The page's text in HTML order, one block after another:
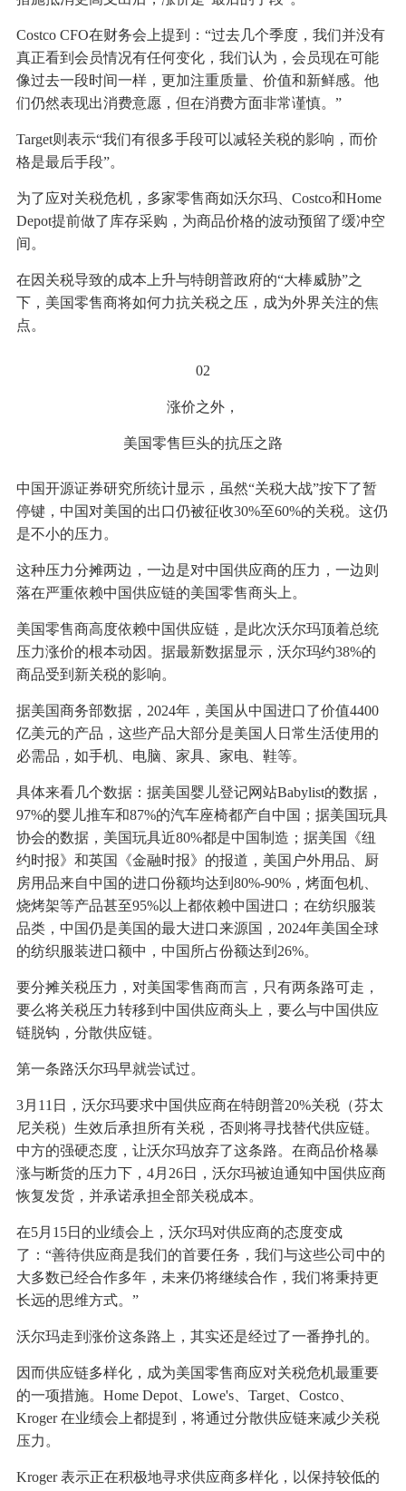
Costco CFO在财务会上提到：“过去几个季度，我们并没有
真正看到会员情况有任何变化，我们认为，会员现在可能
像过去一段时间一样，更加注重质量、价值和新鲜感。他
们仍然表现出消费意愿，但在消费方面非常谨慎。”
Target则表示“我们有很多手段可以减轻关税的影响，而价
格是最后手段”。
为了应对关税危机，多家零售商如沃尔玛、Costco和Home
Depot提前做了库存采购，为商品价格的波动预留了缓冲空
间。
在因关税导致的成本上升与特朗普政府的“大棒威胁”之
下，美国零售商将如何力抗关税之压，成为外界关注的焦
点。
02
涨价之外，
美国零售巨头的抗压之路
中国开源证券研究所统计显示，虽然“关税大战”按下了暂
停键，中国对美国的出口仍被征收30%至60%的关税。这仍
是不小的压力。
这种压力分摊两边，一边是对中国供应商的压力，一边则
落在严重依赖中国供应链的美国零售商头上。
美国零售商高度依赖中国供应链，是此次沃尔玛顶着总统
压力涨价的根本动因。据最新数据显示，沃尔玛约38%的
商品受到新关税的影响。
据美国商务部数据，2024年，美国从中国进口了价值4400
亿美元的产品，这些产品大部分是美国人日常生活使用的
必需品，如手机、电脑、家具、家电、鞋等。
具体来看几个数据：据美国婴儿登记网站Babylist的数据，
97%的婴儿推车和87%的汽车座椅都产自中国；据美国玩具
协会的数据，美国玩具近80%都是中国制造；据美国《纽
约时报》和英国《金融时报》的报道，美国户外用品、厨
房用品来自中国的进口份额均达到80%-90%，烤面包机、
烧烤架等产品甚至95%以上都依赖中国进口；在纺织服装
品类，中国仍是美国的最大进口来源国，2024年美国全球
的纺织服装进口额中，中国所占份额达到26%。
要分摊关税压力，对美国零售商而言，只有两条路可走，
要么将关税压力转移到中国供应商头上，要么与中国供应
链脱钩，分散供应链。
第一条路沃尔玛早就尝试过。
3月11日，沃尔玛要求中国供应商在特朗普20%关税（芬太
尼关税）生效后承担所有关税，否则将寻找替代供应链。
中方的强硬态度，让沃尔玛放弃了这条路。在商品价格暴
涨与断货的压力下，4月26日，沃尔玛被迫通知中国供应商
恢复发货，并承诺承担全部关税成本。
在5月15日的业绩会上，沃尔玛对供应商的态度变成
了：“善待供应商是我们的首要任务，我们与这些公司中的
大多数已经合作多年，未来仍将继续合作，我们将秉持更
长远的思维方式。”
沃尔玛走到涨价这条路上，其实还是经过了一番挣扎的。
因而供应链多样化，成为美国零售商应对关税危机最重要
的一项措施。Home Depot、Lowe's、Target、Costco、
Kroger 在业绩会上都提到，将通过分散供应链来减少关税
压力。
Kroger 表示正在积极地寻求供应商多样化，以保持较低的